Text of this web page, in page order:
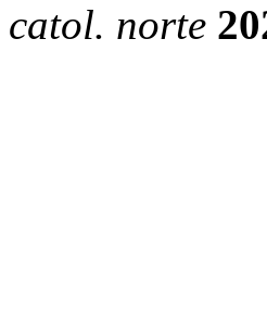
catol. norte